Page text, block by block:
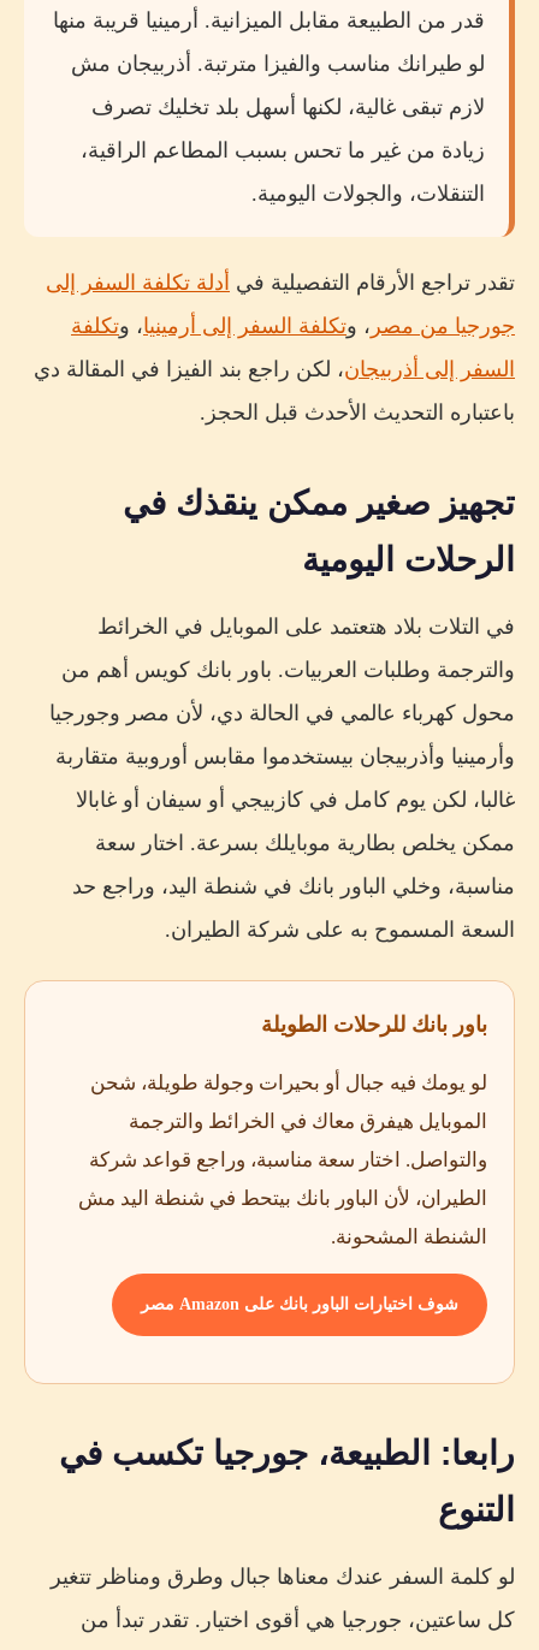
قدر من الطبيعة مقابل الميزانية. أرمينيا قريبة منها
لو طيرانك مناسب والفيزا مترتبة. أذربيجان مش
لازم تبقى غالية، لكنها أسهل بلد تخليك تصرف
زيادة من غير ما تحس بسبب المطاعم الراقية،
التنقلات، والجولات اليومية.
تقدر تراجع الأرقام التفصيلية في أدلة تكلفة السفر إلى
جورجيا من مصر ، وتكلفة السفر إلى أرمينيا، وتكلفة
السفر إلى أذربيجان، لكن راجع بند الفيزا في المقالة دي
باعتباره التحديث الأحدث قبل الحجز.
تجهيز صغير ممكن ينقذك في
الرحلات اليومية
في التلات بلاد هتعتمد على الموبايل في الخرائط
والترجمة وطلبات العربيات. باور بانك كويس أهم من
محول كهرباء عالمي في الحالة دي، لأن مصر وجورجيا
وأرمينيا وأذربيجان بيستخدموا مقابس أوروبية متقاربة
غالبا، لكن يوم كامل في كازبيجي أو سيفان أو غابالا
ممكن يخلص بطارية موبايلك بسرعة. اختار سعة
مناسبة، وخلي الباور بانك في شنطة اليد، وراجع حد
السعة المسموح به على شركة الطيران.
باور بانك للرحلات الطويلة
لو يومك فيه جبال أو بحيرات وجولة طويلة، شحن
الموبايل هيفرق معاك في الخرائط والترجمة
والتواصل. اختار سعة مناسبة، وراجع قواعد شركة
الطيران، لأن الباور بانك بيتحط في شنطة اليد مش
الشنطة المشحونة.
شوف اختيارات الباور بانك على Amazon مصر
رابعا: الطبيعة، جورجيا تكسب في
التنوع
لو كلمة السفر عندك معناها جبال وطرق ومناظر تتغير
كل ساعتين، جورجيا هي أقوى اختيار. تقدر تبدأ من